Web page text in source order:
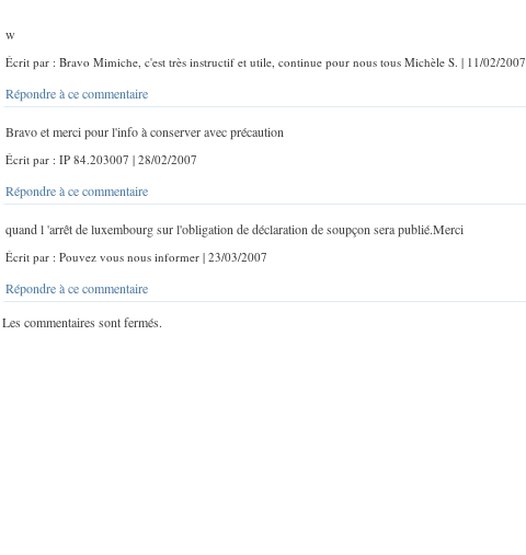
w
Écrit par : Bravo Mimiche, c'est très instructif et utile, continue pour nous tous Michèle S. | 11/02/2007
Répondre à ce commentaire
Bravo et merci pour l'info à conserver avec précaution
Écrit par : IP 84.203007 | 28/02/2007
Répondre à ce commentaire
quand l 'arrêt de luxembourg sur l'obligation de déclaration de soupçon sera publié.Merci
Écrit par : Pouvez vous nous informer | 23/03/2007
Répondre à ce commentaire
Les commentaires sont fermés.